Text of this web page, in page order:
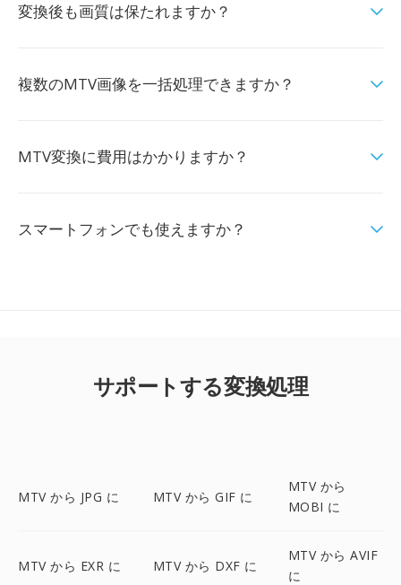
変換後も画質は保たれますか？
複数のMTV画像を一括処理できますか？
MTV変換に費用はかかりますか？
スマートフォンでも使えますか？
サポートする変換処理
MTV から JPG に MTV から GIF に
MTV から
MOBI に
MTV から EXR に MTV から DXF に
MTV から AVIF
に